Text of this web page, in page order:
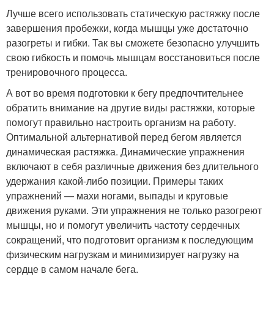
Лучше всего использовать статическую растяжку после
завершения пробежки, когда мышцы уже достаточно
разогреты и гибки. Так вы сможете безопасно улучшить
свою гибкость и помочь мышцам восстановиться после
тренировочного процесса.
А вот во время подготовки к бегу предпочтительнее
обратить внимание на другие виды растяжки, которые
помогут правильно настроить организм на работу.
Оптимальной альтернативой перед бегом является
динамическая растяжка. Динамические упражнения
включают в себя различные движения без длительного
удержания какой-либо позиции. Примеры таких
упражнений — махи ногами, выпады и круговые
движения руками. Эти упражнения не только разогреют
мышцы, но и помогут увеличить частоту сердечных
сокращений, что подготовит организм к последующим
физическим нагрузкам и минимизирует нагрузку на
сердце в самом начале бега.